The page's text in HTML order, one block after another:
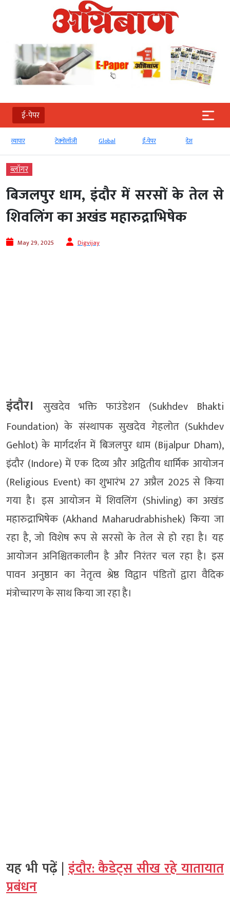
ई-पेपर
व्‍यापार टेक्‍नोलॉजी Global ई-पेपर देश
ब्‍लॉगर
बिजलपुर धाम, इंदौर में सरसों के तेल से
शिवलिंग का अखंड महारुद्राभिषेक
May 29, 2025 Digvijay
इंदौर।
सुखदेव भक्ति फाउंडेशन (Sukhdev Bhakti
Foundation) के संस्थापक सुखदेव गेहलोत (Sukhdev
Gehlot) के मार्गदर्शन में बिजलपुर धाम (Bijalpur Dham),
इंदौर (Indore) में एक दिव्य और अद्वितीय धार्मिक आयोजन
(Religious Event) का शुभारंभ 27 अप्रैल 2025 से किया
गया है। इस आयोजन में शिवलिंग (Shivling) का अखंड
महारुद्राभिषेक (Akhand Maharudrabhishek) किया जा
रहा है, जो विशेष रूप से सरसों के तेल से हो रहा है। यह
आयोजन अनिश्चितकालीन है और निरंतर चल रहा है। इस
पावन अनुष्ठान का नेतृत्व श्रेष्ठ विद्वान पंडितों द्वारा वैदिक
मंत्रोच्चारण के साथ किया जा रहा है।
यह भी पढ़ें |इंदौर: कैडेट्स सीख रहे यातायात
प्रबंधन